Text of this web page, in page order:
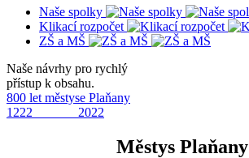
Naše spolky
Klikací rozpočet
ZŠ a MŠ
Naše návrhy pro rychlý
přístup k obsahu.
800 let městyse Plaňany
1222 2022
Městys Plaňany